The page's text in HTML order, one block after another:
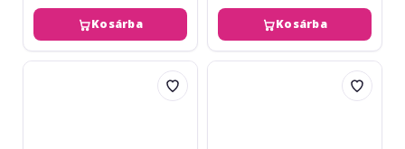
Kosárba Kosárba
Fender
Fender